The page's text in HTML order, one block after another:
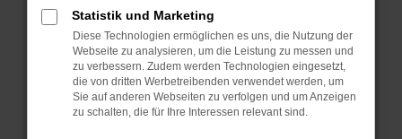
Betriebssystem auf dem neuesten Stand
sind.
Veraltete Software birgt nicht nur ein
Sicherheitsrisiko, sondern kann auch dazu
führen, dass bestimmte Funktionen nicht mehr
unterstützt werden.
Statistik und Marketing
Diese Technologien ermöglichen es uns, die Nutzung der
Webseite zu analysieren, um die Leistung zu messen und
zu verbessern. Zudem werden Technologien eingesetzt,
die von dritten Werbetreibenden verwendet werden, um
Sie auf anderen Webseiten zu verfolgen und um Anzeigen
zu schalten, die für Ihre Interessen relevant sind.